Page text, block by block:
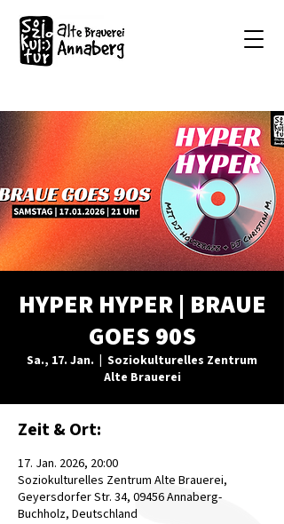
HYPER HYPER | BRAUE
GOES 90S
Sa., 17. Jan.
Soziokulturelles Zentrum
Alte Brauerei
Zeit & Ort:
17. Jan. 2026, 20:00
Soziokulturelles Zentrum Alte Brauerei,
Geyersdorfer Str. 34, 09456 Annaberg-
Buchholz, Deutschland